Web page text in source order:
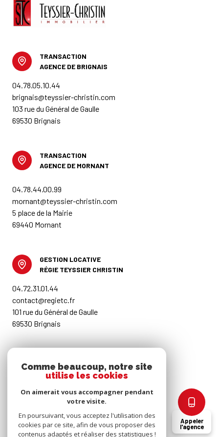
Appeler
l'agence
TRANSACTION
AGENCE DE BRIGNAIS
04.78.05.10.44
brignais@teyssier-christin.com
103 rue du Général de Gaulle
69530 Brignais
TRANSACTION
AGENCE DE MORNANT
04.78.44.00.99
mornant@teyssier-christin.com
5 place de la Mairie
69440 Mornant
GESTION LOCATIVE
RÉGIE TEYSSIER CHRISTIN
04.72.31.01.44
contact@regietc.fr
101 rue du Général de Gaulle
69530 Brignais
Nos honoraires
Mentions légales
Comme beaucoup, notre site
utilise les cookies
On aimerait vous accompagner pendant
votre visite.
En poursuivant, vous acceptez l'utilisation des
cookies par ce site, afin de vous proposer des
contenus adaptés et réaliser des statistiques !